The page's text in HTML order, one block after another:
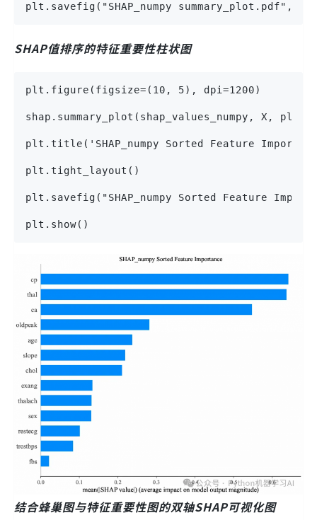
plt.savefig("SHAP_numpy summary_plot.pdf",
SHAP值排序的特征重要性柱状图
plt.figure(figsize=(10, 5), dpi=1200)
shap.summary_plot(shap_values_numpy, X,
plt.title('SHAP_numpy Sorted Feature
plt.tight_layout()
plt.savefig("SHAP_numpy Sorted Feature
plt.show()
结合蜂巢图与特征重要性图的双轴SHAP可视化图